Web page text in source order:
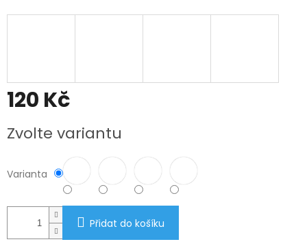
120 Kč
cena:
Zvolte variantu
Varianta
Přidat do košíku